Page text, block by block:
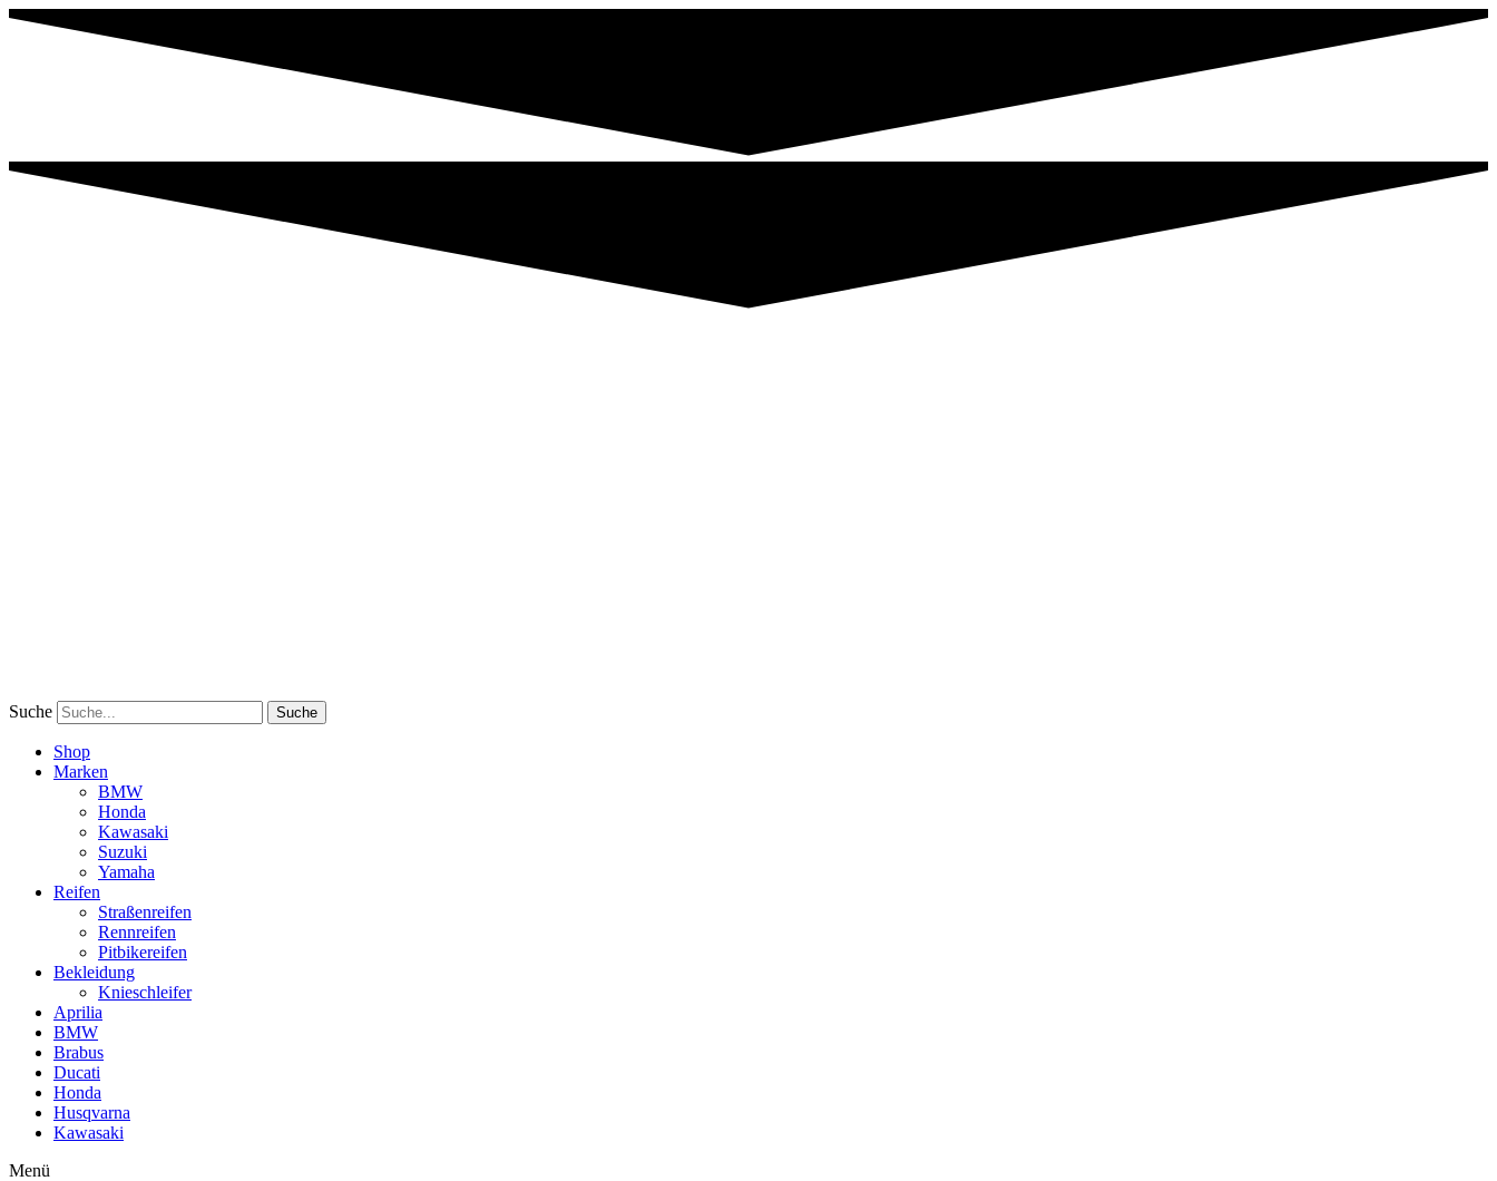
Suche Suche
Shop
Marken
BMW
Honda
Kawasaki
Suzuki
Yamaha
Reifen
Straßenreifen
Rennreifen
Pitbikereifen
Bekleidung
Knieschleifer
Aprilia
BMW
Brabus
Ducati
Honda
Husqvarna
Kawasaki
Menü